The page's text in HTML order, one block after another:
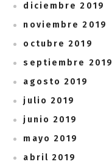
diciembre 2019
noviembre 2019
octubre 2019
septiembre 2019
agosto 2019
julio 2019
junio 2019
mayo 2019
abril 2019